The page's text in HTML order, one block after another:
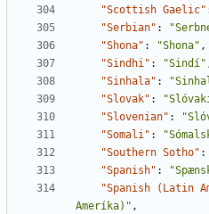
"Scottish Gaelic"
"Serbian" :
"Shona" : "Shona" ,
"Sindhi" : "Sindí"
"Sinhala" :
"Slovak" :
"Slovenian" :
"Somali" :
"Southern Sotho" :
"Spanish" :
"Spanish (Latin
Ameríka)" ,